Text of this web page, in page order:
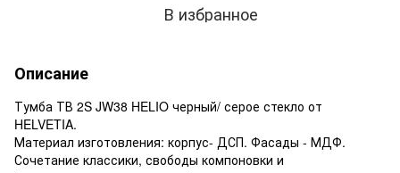
В избранное
Описание
Тумба ТВ 2S JW38 HELIO черный/ серое стекло от
HELVETIA.
Материал изготовления: корпус- ДСП. Фасады - МДФ.
Сочетание классики, свободы компоновки и